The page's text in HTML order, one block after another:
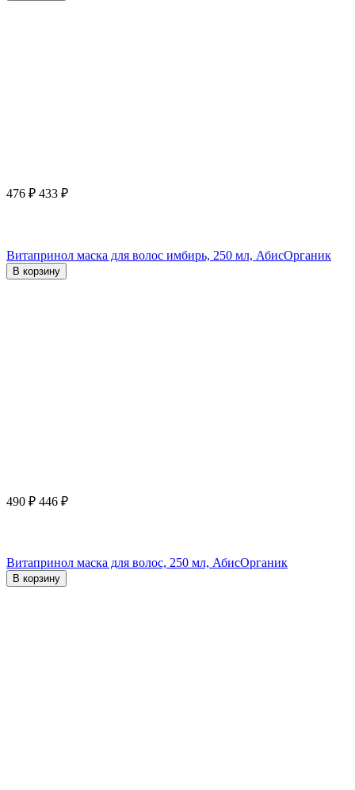
476 ₽ 433 ₽
Витапринол маска для волос имбирь, 250 мл, АбисОрганик
В корзину
490 ₽ 446 ₽
Витапринол маска для волос, 250 мл, АбисОрганик
В корзину